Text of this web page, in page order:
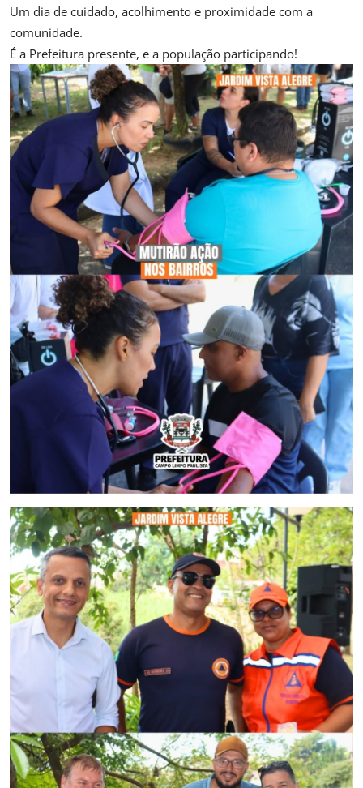
Um dia de cuidado, acolhimento e proximidade com a
comunidade.
É a Prefeitura presente, e a população participando!